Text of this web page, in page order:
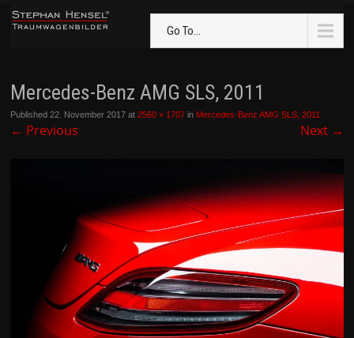
Go To...
Mercedes-Benz AMG SLS, 2011
Published22. November 2017 at2560 × 1707 in Mercedes-Benz AMG SLS, 2011
← Previous Next →